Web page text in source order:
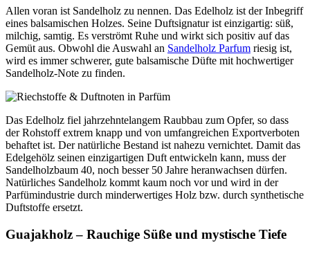
Allen voran ist Sandelholz zu nennen. Das Edelholz ist der Inbegriff
eines balsamischen Holzes. Seine Duftsignatur ist einzigartig: süß,
milchig, samtig. Es verströmt Ruhe und wirkt sich positiv auf das
Gemüt aus. Obwohl die Auswahl an Sandelholz Parfum riesig ist,
wird es immer schwerer, gute balsamische Düfte mit hochwertiger
Sandelholz-Note zu finden.
Das Edelholz fiel jahrzehntelangem Raubbau zum Opfer, so dass
der Rohstoff extrem knapp und von umfangreichen Exportverboten
behaftet ist. Der natürliche Bestand ist nahezu vernichtet. Damit das
Edelgehölz seinen einzigartigen Duft entwickeln kann, muss der
Sandelholzbaum 40, noch besser 50 Jahre heranwachsen dürfen.
Natürliches Sandelholz kommt kaum noch vor und wird in der
Parfümindustrie durch minderwertiges Holz bzw. durch synthetische
Duftstoffe ersetzt.
Guajakholz – Rauchige Süße und mystische Tiefe